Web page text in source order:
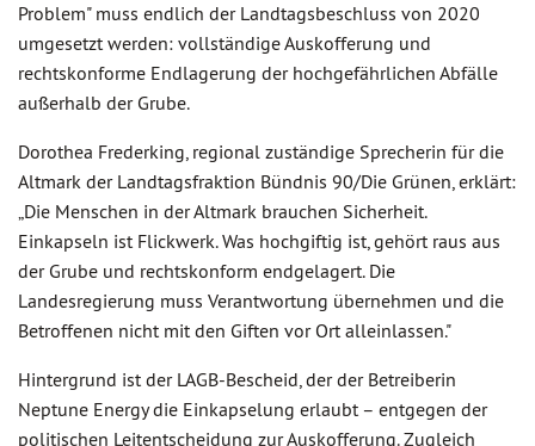
Problem" muss endlich der Landtagsbeschluss von 2020
umgesetzt werden: vollständige Auskofferung und
rechtskonforme Endlagerung der hochgefährlichen Abfälle
außerhalb der Grube.
Dorothea Frederking, regional zuständige Sprecherin für die
Altmark der Landtagsfraktion Bündnis 90/Die Grünen, erklärt:
„Die Menschen in der Altmark brauchen Sicherheit.
Einkapseln ist Flickwerk. Was hochgiftig ist, gehört raus aus
der Grube und rechtskonform endgelagert. Die
Landesregierung muss Verantwortung übernehmen und die
Betroffenen nicht mit den Giften vor Ort alleinlassen."
Hintergrund ist der LAGB-Bescheid, der der Betreiberin
Neptune Energy die Einkapselung erlaubt – entgegen der
politischen Leitentscheidung zur Auskofferung. Zugleich